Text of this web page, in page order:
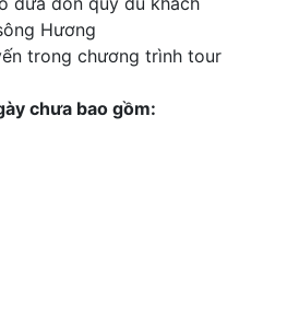
Hương
trong chương trình tour
chưa bao gồm: